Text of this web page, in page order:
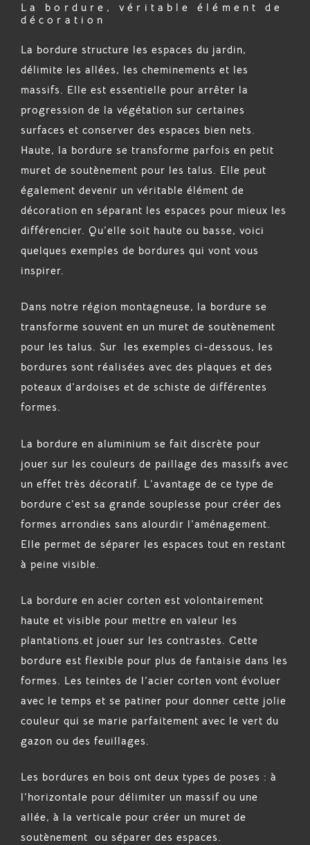
La bordure, véritable élément de
décoration
La bordure structure les espaces du jardin,
délimite les allées, les cheminements et les
massifs. Elle est essentielle pour arrêter la
progression de la végétation sur certaines
surfaces et conserver des espaces bien nets.
Haute, la bordure se transforme parfois en petit
muret de soutènement pour les talus. Elle peut
également devenir un véritable élément de
décoration en séparant les espaces pour mieux les
différencier. Qu’elle soit haute ou basse, voici
quelques exemples de bordures qui vont vous
inspirer.
Dans notre région montagneuse, la bordure se
transforme souvent en un muret de soutènement
pour les talus. Sur les exemples ci-dessous, les
bordures sont réalisées avec des plaques et des
poteaux d’ardoises et de schiste de différentes
formes.
La bordure en aluminium se fait discrète pour
jouer sur les couleurs de paillage des massifs avec
un effet très décoratif. L’avantage de ce type de
bordure c’est sa grande souplesse pour créer des
formes arrondies sans alourdir l’aménagement.
Elle permet de séparer les espaces tout en restant
à peine visible.
La bordure en acier corten est volontairement
haute et visible pour mettre en valeur les
plantations.et jouer sur les contrastes. Cette
bordure est flexible pour plus de fantaisie dans les
formes. Les teintes de l’acier corten vont évoluer
avec le temps et se patiner pour donner cette jolie
couleur qui se marie parfaitement avec le vert du
gazon ou des feuillages.
Les bordures en bois ont deux types de poses : à
l’horizontale pour délimiter un massif ou une
allée, à la verticale pour créer un muret de
soutènement ou séparer des espaces.